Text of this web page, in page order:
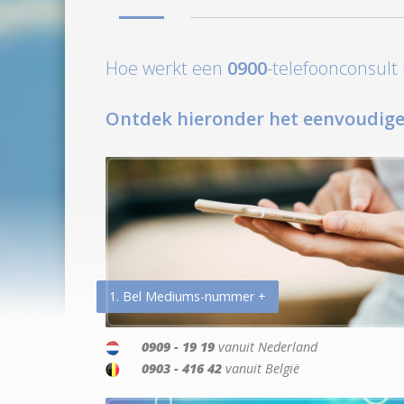
Hoe werkt een 0900-
Ontdek hieronder het
1. Bel Mediums-nummer +
0909 - 19 19 vanuit Nederland
0903 - 416 42 vanuit België